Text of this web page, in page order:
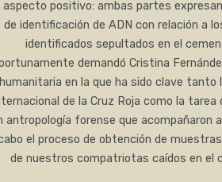
aspecto positivo: ambas partes
de identificación de ADN con relación a
identificados sepultados en el
demandó Cristina
humanitaria en la que ha sido clave tanto
de la Cruz Roja como la
antropología forense que acompañaron
el proceso de obtención de
de nuestros compatriotas caídos en el